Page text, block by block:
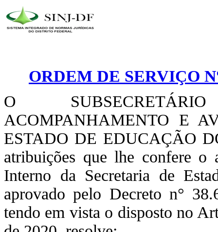
ORDEM DE SERVIÇO
O
ACOMPANHAMENTO E
ESTADO DE EDUCAÇÃO
atribuições que lhe confere
Interno da Secretaria de
aprovado pelo Decreto n°
tendo em vista o disposto no